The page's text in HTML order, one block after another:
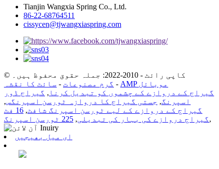
Tianjin Wangxia Spring Co., Ltd.
86-22-68764511
cissycen@tjwangxiaspring.com
© کاپی رائٹ - 2010-2022: جملہ حقوق محفوظ ہیں۔
گرم مصنوعات - سائٹ کا نقشہ -
AMP موبائل
گیراج کے دروازے کے چشموں کو تبدیل کرنا , گیراج ڈور
اسپرنگ, جستی گیراج کا دروازہ ٹورسن اسپرنگس,
گیراج کے دروازے کے لیے ٹورسن اسپرنگ شافٹ,
16 فٹ
گیراج دروازے کی بہار کی تبدیلی, 225 ٹورسن اسپرنگ ,
ای میل بھیجیں